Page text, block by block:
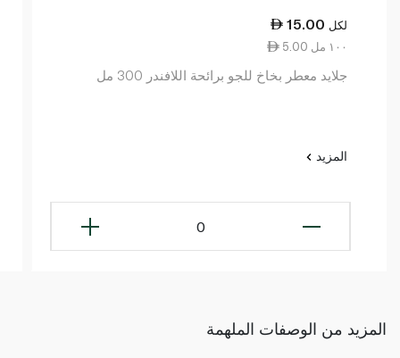
15.00 لكل
5.00 ١٠٠ مل
جلايد معطر بخاخ للجو برائحة اللافندر 300 مل
المزيد
0
المزيد من الوصفات الملهمة